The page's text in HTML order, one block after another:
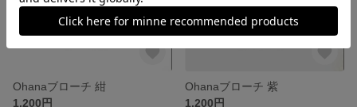
Ohanaブローチ 紺
1,200円
Ohanaブローチ 紫
1,200円